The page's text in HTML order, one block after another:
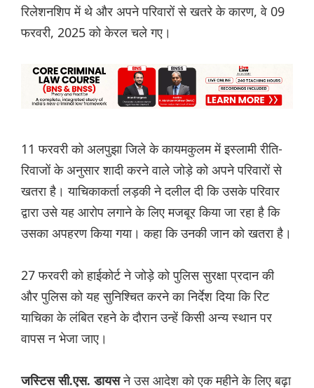
रिलेशनशिप में थे और अपने परिवारों से खतरे के कारण, वे 09
फरवरी, 2025 को केरल चले गए।
11 फरवरी को अलपुझा जिले के कायमकुलम में इस्लामी रीति-
रिवाजों के अनुसार शादी करने वाले जोड़े को अपने परिवारों से
खतरा है। याचिकाकर्ता लड़की ने दलील दी कि उसके परिवार
द्वारा उसे यह आरोप लगाने के लिए मजबूर किया जा रहा है कि
उसका अपहरण किया गया। कहा कि उनकी जान को खतरा है।
27 फरवरी को हाईकोर्ट ने जोड़े को पुलिस सुरक्षा प्रदान की
और पुलिस को यह सुनिश्चित करने का निर्देश दिया कि रिट
याचिका के लंबित रहने के दौरान उन्हें किसी अन्य स्थान पर
वापस न भेजा जाए।
जस्टिस सी.एस. डायसने उस आदेश को एक महीने के लिए बढ़ा